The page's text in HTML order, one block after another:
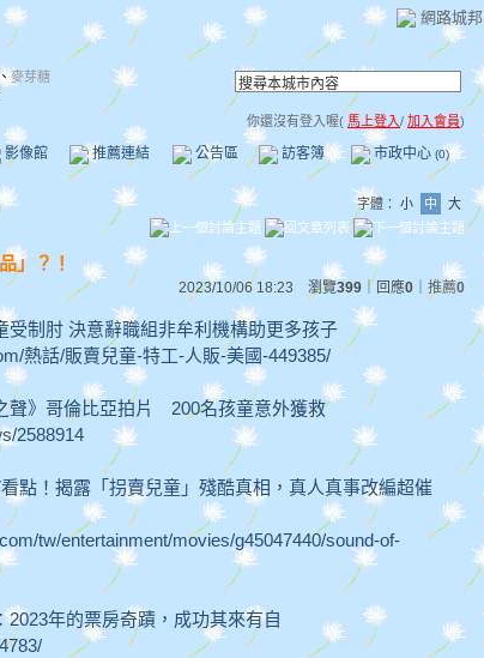
網路城邦
麥芽糖
你還沒有登入喔( 馬上登入/ 加入會員)
影像館 推薦連結 公告區 訪客簿 市政中心 (0)
字體： 小 中 大
」？！
2023/10/06 18:23 瀏覽399 ｜回應0 推薦0
制肘 決意辭職組非牟利機構助更多孩子
熱話/販賣兒童-特工-人販-美國-449385/
聲》哥倫比亞拍片 200名孩童意外獲救
2588914
點！揭露「拐賣兒童」殘酷真相，真人真事改編超催
tw/entertainment/movies/g45047440/sound-of-
年的票房奇蹟，成功其來有自